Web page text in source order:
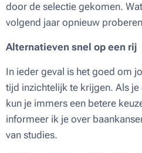
door de selectie gekomen.
volgend jaar opnieuw
Alternatieven snel op een rij
In ieder geval is het goed om
tijd inzichtelijk te krijgen. Als
kun je immers een betere
informeer ik je over
van studies.